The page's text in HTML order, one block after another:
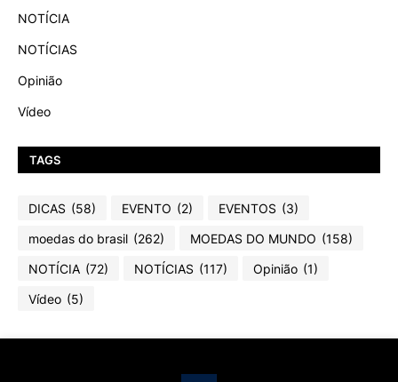
NOTÍCIA
NOTÍCIAS
Opinião
Vídeo
TAGS
DICAS (58) EVENTO (2) EVENTOS (3)
moedas do brasil (262) MOEDAS DO MUNDO (158)
NOTÍCIA (72) NOTÍCIAS (117) Opinião (1)
Vídeo (5)